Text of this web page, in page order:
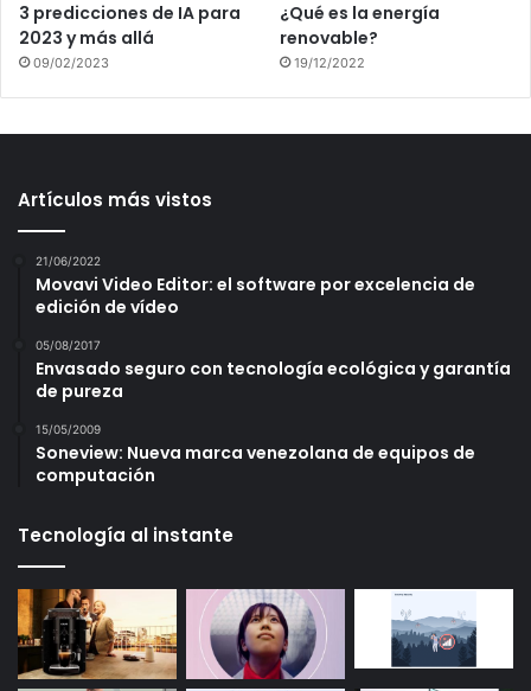
3 predicciones de IA para
2023 y más allá
09/02/2023
¿Qué es la energía
renovable?
19/12/2022
Artículos más vistos
21/06/2022
Movavi Video Editor: el software por excelencia de
edición de vídeo
05/08/2017
Envasado seguro con tecnología ecológica y garantía
de pureza
15/05/2009
Soneview: Nueva marca venezolana de equipos de
computación
Tecnología al instante